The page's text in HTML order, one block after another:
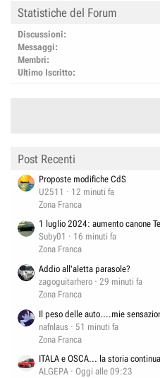
Statistiche del Forum
Discussioni
Messaggi
Membri
Ultimo Iscritto
Post Recenti
Proposte modifiche CdS
U2511
12 minuti fa
Zona Franca
1 luglio 2024: aumento canone
Suby01
16 minuti fa
Zona Franca
Addio all'aletta parasole?
zagoguitarhero
29 minuti fa
Zona Franca
Il peso delle auto....mie
nafnlaus
51 minuti fa
Zona Franca
ITALA e OSCA... la storia
ALGEPA
Oggi alle 09:23